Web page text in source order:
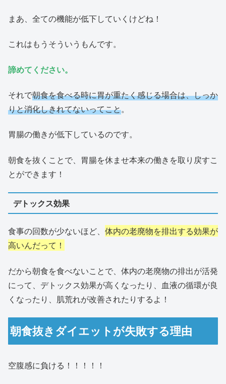
まあ、全ての機能が低下していくけどね！
これはもうそういうもんです。
諦めてください。
それで朝食を食べる時に胃が重たく感じる場合は、しっか
りと消化しきれてないってこと。
胃腸の働きが低下しているのです。
朝食を抜くことで、胃腸を休ませ本来の働きを取り戻すこ
とができます！
デトックス効果
食事の回数が少ないほど、 体内の老廃物を排出する効果が
高いんだって！
だから朝食を食べないことで、体内の老廃物の排出が活発
にって、デトックス効果が高くなったり、血液の循環が良
くなったり、肌荒れが改善されたりするよ！
朝食抜きダイエットが失敗する理由
空腹感に負ける！！！！！